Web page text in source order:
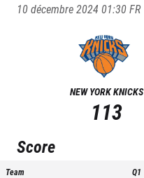
10 décembre 2024 01:30FR
NEW YORK KNICKS
113
Score
Team Q1